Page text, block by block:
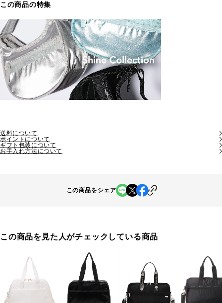
この商品の特集
送料について
ポイントについて
ギフト包装について
お手入れ方法について
この商品をシェア
この商品を見た人がチェックしている商品